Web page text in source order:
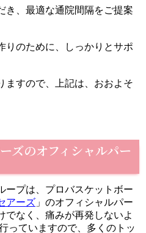
き、最適な通院間隔をご提案
りのために、しっかりとサポ
ますので、上記は、おおよそ
ズのオフィシャルパー
ープは、プロバスケットボー
アーズ 」のオフィシャルパー
でなく、痛みが再発しないよ
っていますので、多くのトッ